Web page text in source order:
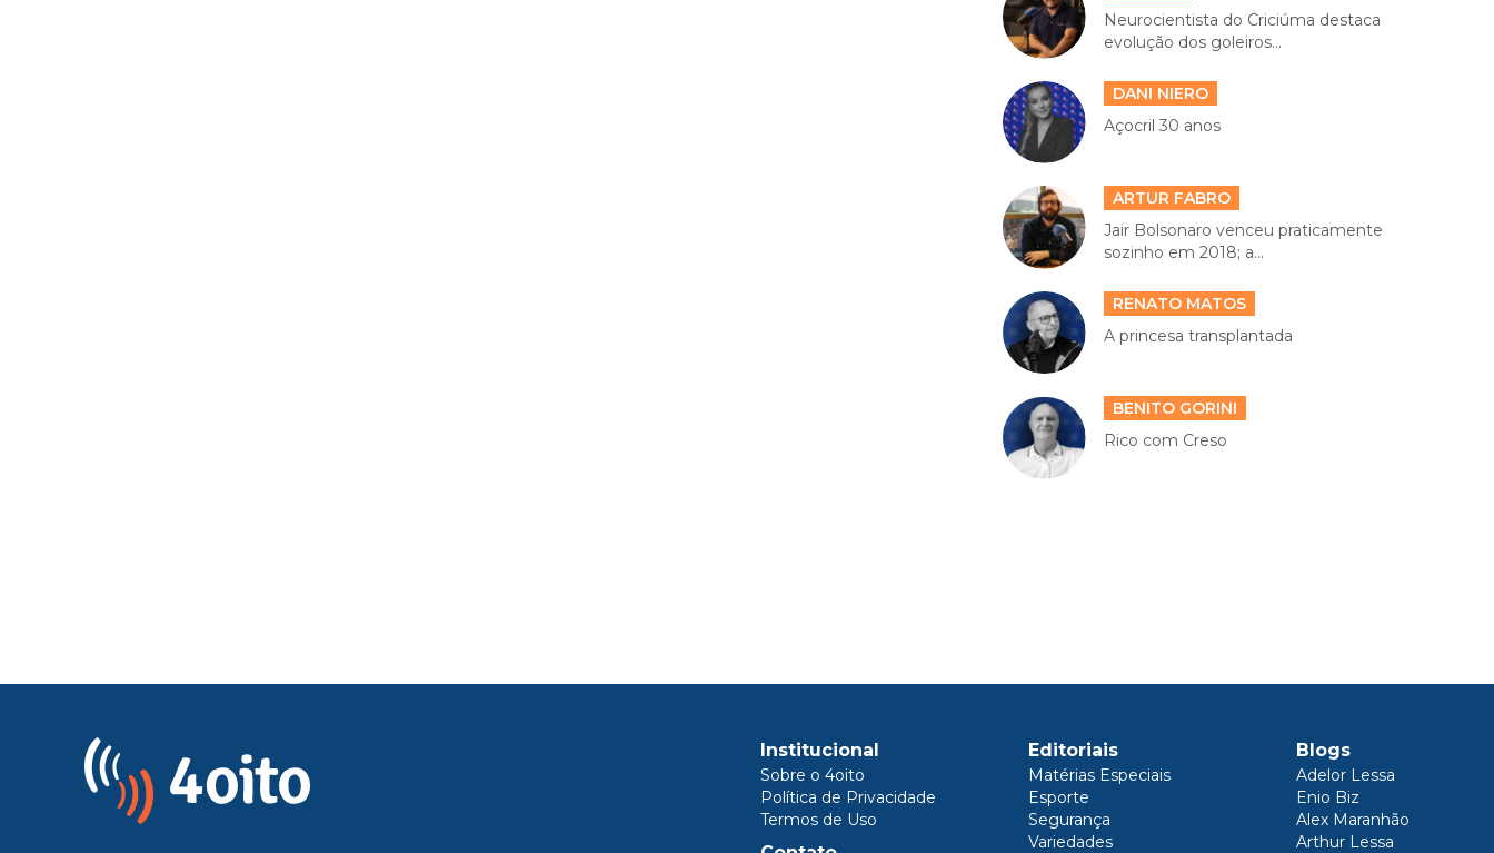
Neurocientista do Criciúma destaca
evolução dos goleiros...
DANI NIERO
Açocril 30 anos
ARTUR FABRO
Jair Bolsonaro venceu praticamente
sozinho em 2018; a...
RENATO MATOS
A princesa transplantada
BENITO GORINI
Rico com Creso
Institucional
Sobre o 4oito
Política de Privacidade
Termos de Uso
Editoriais
Matérias Especiais
Esporte
Segurança
Variedades
Blogs
Adelor Lessa
Enio Biz
Alex Maranhão
Arthur Lessa